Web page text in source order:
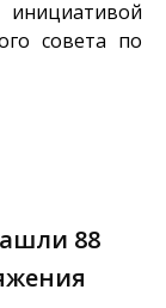
совета по
88